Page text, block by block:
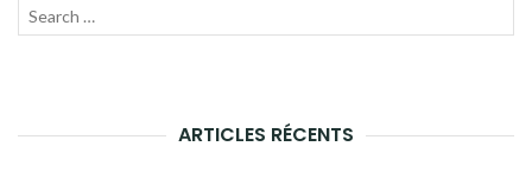
Recherche
ARTICLES RÉCENTS